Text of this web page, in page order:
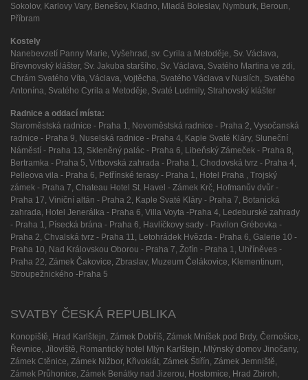
Sokolov, Karlovy Vary, Benešov, Kladno, Mladá Boleslav, Nymburk, Beroun,
Příbram
Kostely
Nanebevzetí Panny Marie, Vyšehrad, sv. Cyrila a Metoděje, Sv. Václava,
Břevnovský klášter, Sv. Jakuba staršího, Sv. Václava, Svatého Martina ve zdi,
Chrám Svatého Víta, Václava, Vojtěcha, Svatého Václava v Nuslích, Svatého
Antonína, Svatého Cyrila a Metoděje, Svaté Ludmily, Strahovský klášter
Radnice a oddací místa:
Staroměstská radnice - Praha 1, Novoměstská radnice - Praha 2, Vysočanská
radnice - Praha 9, Nuselská radnice - Praha 4, Kaple Svaté Kláry, Sluneční
Náměstí - Praha 13, Skleněný palác - Praha 6, Libeňský Zámeček - Praha 8,
Bertramka - Praha 5, Vrtbovská zahrada - Praha 1, Chodovská tvrz - Praha 4,
Pelleova vila - Praha 6, Petřínské terasy - Praha 1, Hotel Praha , Trojský
zámek - Praha 7, Chateau Hotel St. Havel - Zámek Krč, Hofmanův dvůr -
Praha 17, Viniční altán - Praha 2, Kaple Svaté Kláry - Praha 7, Botanická
zahrada, Hotel Jenerálka - Praha 6, Villa Voyta -Praha 4, Ledeburské zahrady
- Praha 1, Písecká brána - Praha 6, Havlíčkovy sady - Pavilon Grébovka -
Praha 2, Chvalská tvrz - Praha 11, Letohrádek Hvězda - Praha 6, Galerie 10 -
Praha 10, Nad Královskou Oborou - Praha 7, Žofín - Praha 1, Uhříněves -
Praha 22, Zámek Čakovice, Zbraslav, Muzeum Čelákovice, Klementinum,
Stroupežnického -Praha 5
SVATBY ČESKÁ REPUBLIKA
Konopiště, Hrad Karlštejn, Zámek Dobříš, Zámek Mníšek pod Brdy, Černošice,
Řevnice, Jíloviště, Romantický hotel Mlýn Karlštejn, Mlýnský domov Jinočany,
Zámek Ctěnice, Zámek Nižbor, Křivoklát, Zámek Štiřín, Zámek Jemniště,
Zámek Průhonice, Zámek Benátky nad Jizerou, Hostomice, Hrad Zbiroh,